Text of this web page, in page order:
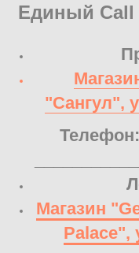
Единый Call
"Сангул",
Телефон:
Магазин
Palace",